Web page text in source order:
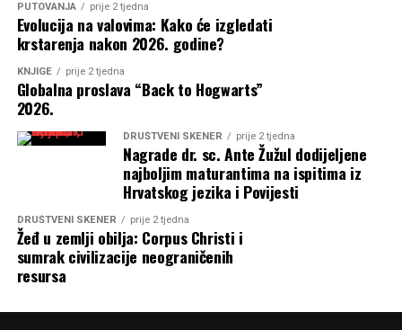
PUTOVANJA prije 2 tjedna
Evolucija na valovima: Kako će izgledati
krstarenja nakon 2026. godine?
KNJIGE prije 2 tjedna
Globalna proslava “Back to Hogwarts”
2026.
DRUŠTVENI SKENER prije 2 tjedna
Nagrade dr. sc. Ante Žužul dodijeljene
najboljim maturantima na ispitima iz
Hrvatskog jezika i Povijesti
DRUŠTVENI SKENER prije 2 tjedna
Žeđ u zemlji obilja: Corpus Christi i
sumrak civilizacije neograničenih
resursa